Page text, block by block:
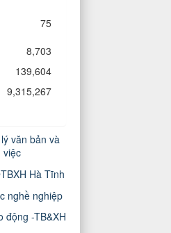
75
8,703
139,604
9,315,267